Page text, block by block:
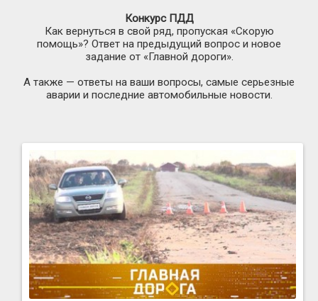
Конкурс ПДД
Как вернуться в свой ряд, пропуская «Скорую
помощь»? Ответ на предыдущий вопрос и новое
задание от «Главной дороги».
А также — ответы на ваши вопросы, самые серьезные
аварии и последние автомобильные новости.